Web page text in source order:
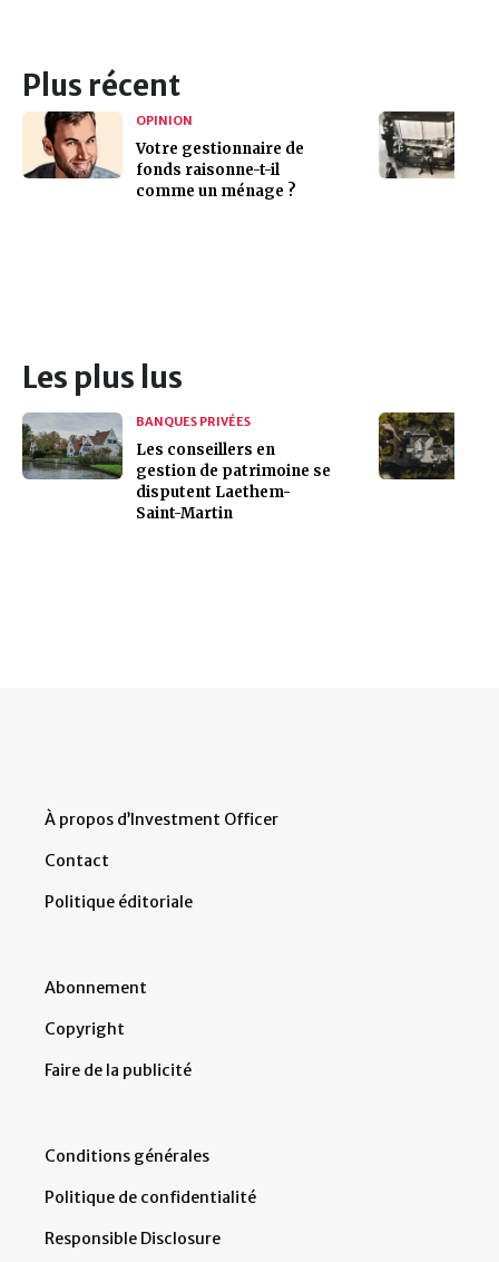
Plus récent
OPINION
Votre gestionnaire de
fonds raisonne-t-il
comme un ménage ?
Les plus lus
BANQUES PRIVÉES
Les conseillers en
gestion de patrimoine se
disputent Laethem-
Saint-Martin
À propos d’Investment Officer
Contact
Politique éditoriale
Abonnement
Copyright
Faire de la publicité
Conditions générales
Politique de confidentialité
Responsible Disclosure